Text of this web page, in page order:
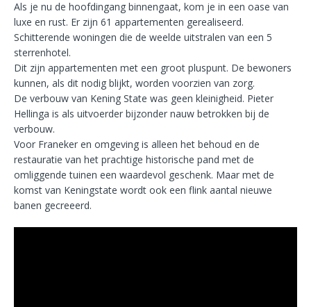
Als je nu de hoofdingang binnengaat, kom je in een oase van
luxe en rust. Er zijn 61 appartementen gerealiseerd.
Schitterende woningen die de weelde uitstralen van een 5
sterrenhotel.
Dit zijn appartementen met een groot pluspunt. De bewoners
kunnen, als dit nodig blijkt, worden voorzien van zorg.
De verbouw van Kening State was geen kleinigheid. Pieter
Hellinga is als uitvoerder bijzonder nauw betrokken bij de
verbouw.
Voor Franeker en omgeving is alleen het behoud en de
restauratie van het prachtige historische pand met de
omliggende tuinen een waardevol geschenk. Maar met de
komst van Keningstate wordt ook een flink aantal nieuwe
banen gecreeerd.